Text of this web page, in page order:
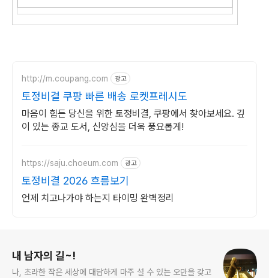
http://m.coupang.com 광고
토정비결 쿠팡 빠른 배송 로켓프레시도
마음이 힘든 당신을 위한 토정비결, 쿠팡에서 찾아보세요. 깊
이 있는 종교 도서, 신앙심을 더욱 풍요롭게!
https://saju.choeum.com 광고
토정비결 2026 흐름보기
언제 치고나가야 하는지 타이밍 완벽정리
내 남자의 길~!
나, 초라한 작은 세상에 대담하게 마주 설 수 있는 오만을 갖고